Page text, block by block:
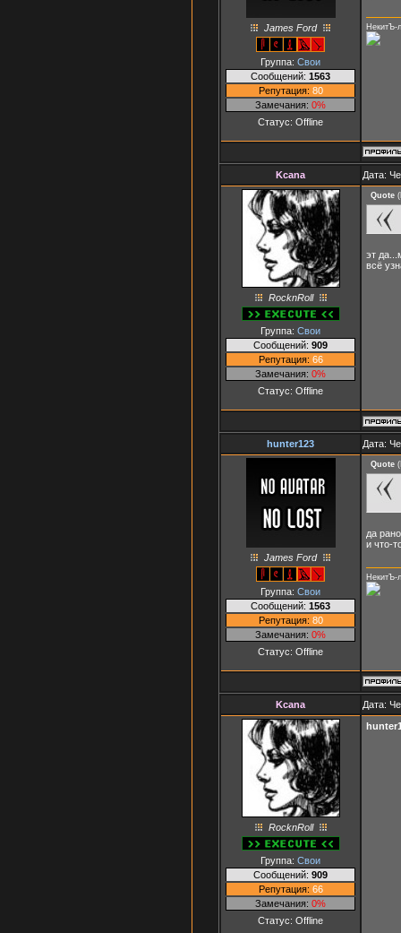
James Ford
Группа: Свои
Сообщений: 1563
Репутация: 80
Замечания: 0%
Статус: Offline
НекитЪ-
Kcana Дата:
RocknRoll
Группа: Свои
Сообщений: 909
Репутация: 66
Замечания: 0%
Статус: Offline
Quote (
эт
всё
hunter123 Дата:
James Ford
Группа: Свои
Сообщений: 1563
Репутация: 80
Замечания: 0%
Статус: Offline
Quote (
да
и что-
НекитЪ-
Kcana Дата:
RocknRoll
Группа: Свои
Сообщений: 909
Репутация: 66
Замечания: 0%
Статус: Offline